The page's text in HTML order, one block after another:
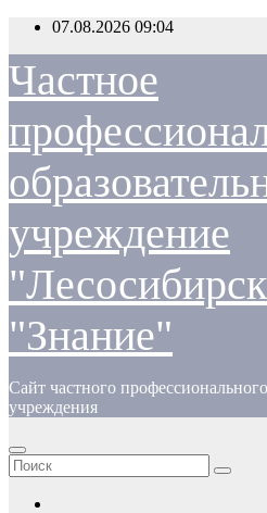
Перейти
содержимому
07.08.2026 09:04
Частное
учреждение
"Знание"
Сайт частного
учреждения